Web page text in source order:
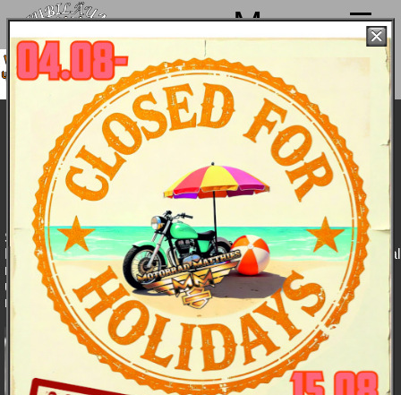
Menu
machen von 4. bis 15.08. Sommerpause
sind ab 18.08. wieder mit voller Power für
Euch da!
Harley-Davidson V-Rod Muscle 2011 - das
Das
Bike
Features Daten Farben
und
Preise
Bildergalerie
Seit dem Modelljahr 2009 bereichert die V-Rod Muscle die
Familie der flüssigkeitsgekühlten "Power Cruiser" - und einmal
mehr bringt die Motor Company die schier unbändige Kraft
und agile Wendigkeit des Drag Strip mit diesem schlanken,
muskulösen Bike auf die Straßen der Welt.